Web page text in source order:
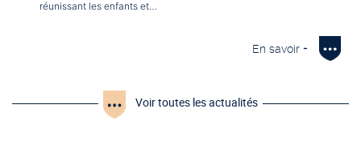
réunissant les enfants et…
En savoir +
Voir toutes les actualités